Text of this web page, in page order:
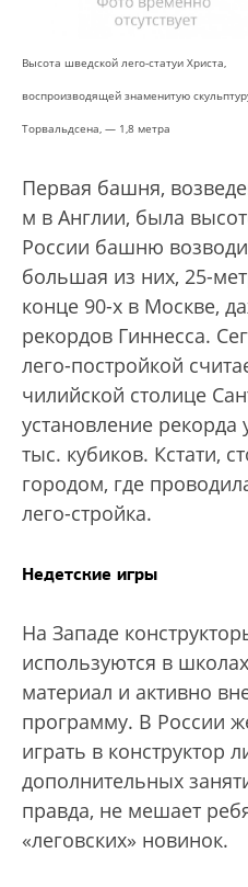
Высота шведской лего-статуи Христа,
воспроизводящей знаменитую
Торвальдсена, — 1,8 метра
Первая башня,
м в Англии, была
России башню
большая из них, 25-
конце 90-х в Москве,
рекордов Гиннесса.
лего-постройкой
чилийской столице
установление
тыс. кубиков. Кстати,
городом, где
лего-стройка.
Недетские игры
На Западе
используются в
материал и активно
программу. В России
играть в конструктор
дополнительных
правда, не мешает
«леговских» новинок.